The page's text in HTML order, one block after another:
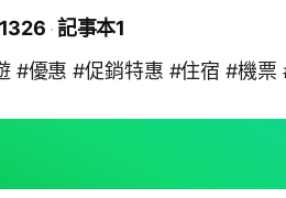
記事本1
#優惠 #促銷特惠 #住宿 #機票